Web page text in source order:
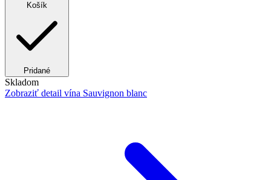
Košík
Pridané
Skladom
Zobraziť detail vína Sauvignon blanc